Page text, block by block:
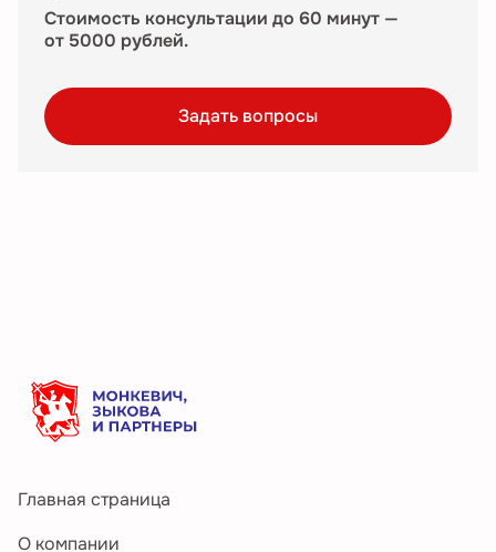
Стоимость консультации до 60 минут —
от 5000 рублей.
Задать вопросы
Главная страница
О компании